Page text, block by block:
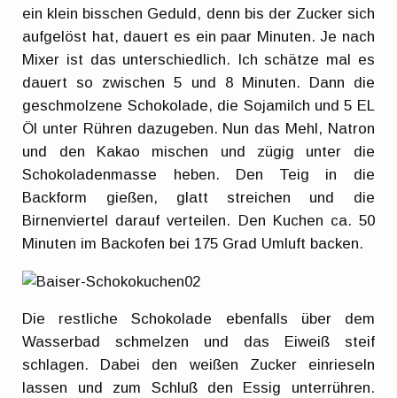
ein klein bisschen Geduld, denn bis der Zucker sich
aufgelöst hat, dauert es ein paar Minuten. Je nach
Mixer ist das unterschiedlich. Ich schätze mal es
dauert so zwischen 5 und 8 Minuten. Dann die
geschmolzene Schokolade, die Sojamilch und 5 EL
Öl unter Rühren dazugeben. Nun das Mehl, Natron
und den Kakao mischen und zügig unter die
Schokoladenmasse heben. Den Teig in die
Backform gießen, glatt streichen und die
Birnenviertel darauf verteilen. Den Kuchen ca. 50
Minuten im Backofen bei 175 Grad Umluft backen.
Die restliche Schokolade ebenfalls über dem
Wasserbad schmelzen und das Eiweiß steif
schlagen. Dabei den weißen Zucker einrieseln
lassen und zum Schluß den Essig unterrühren.